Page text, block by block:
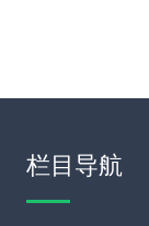
栏目导航